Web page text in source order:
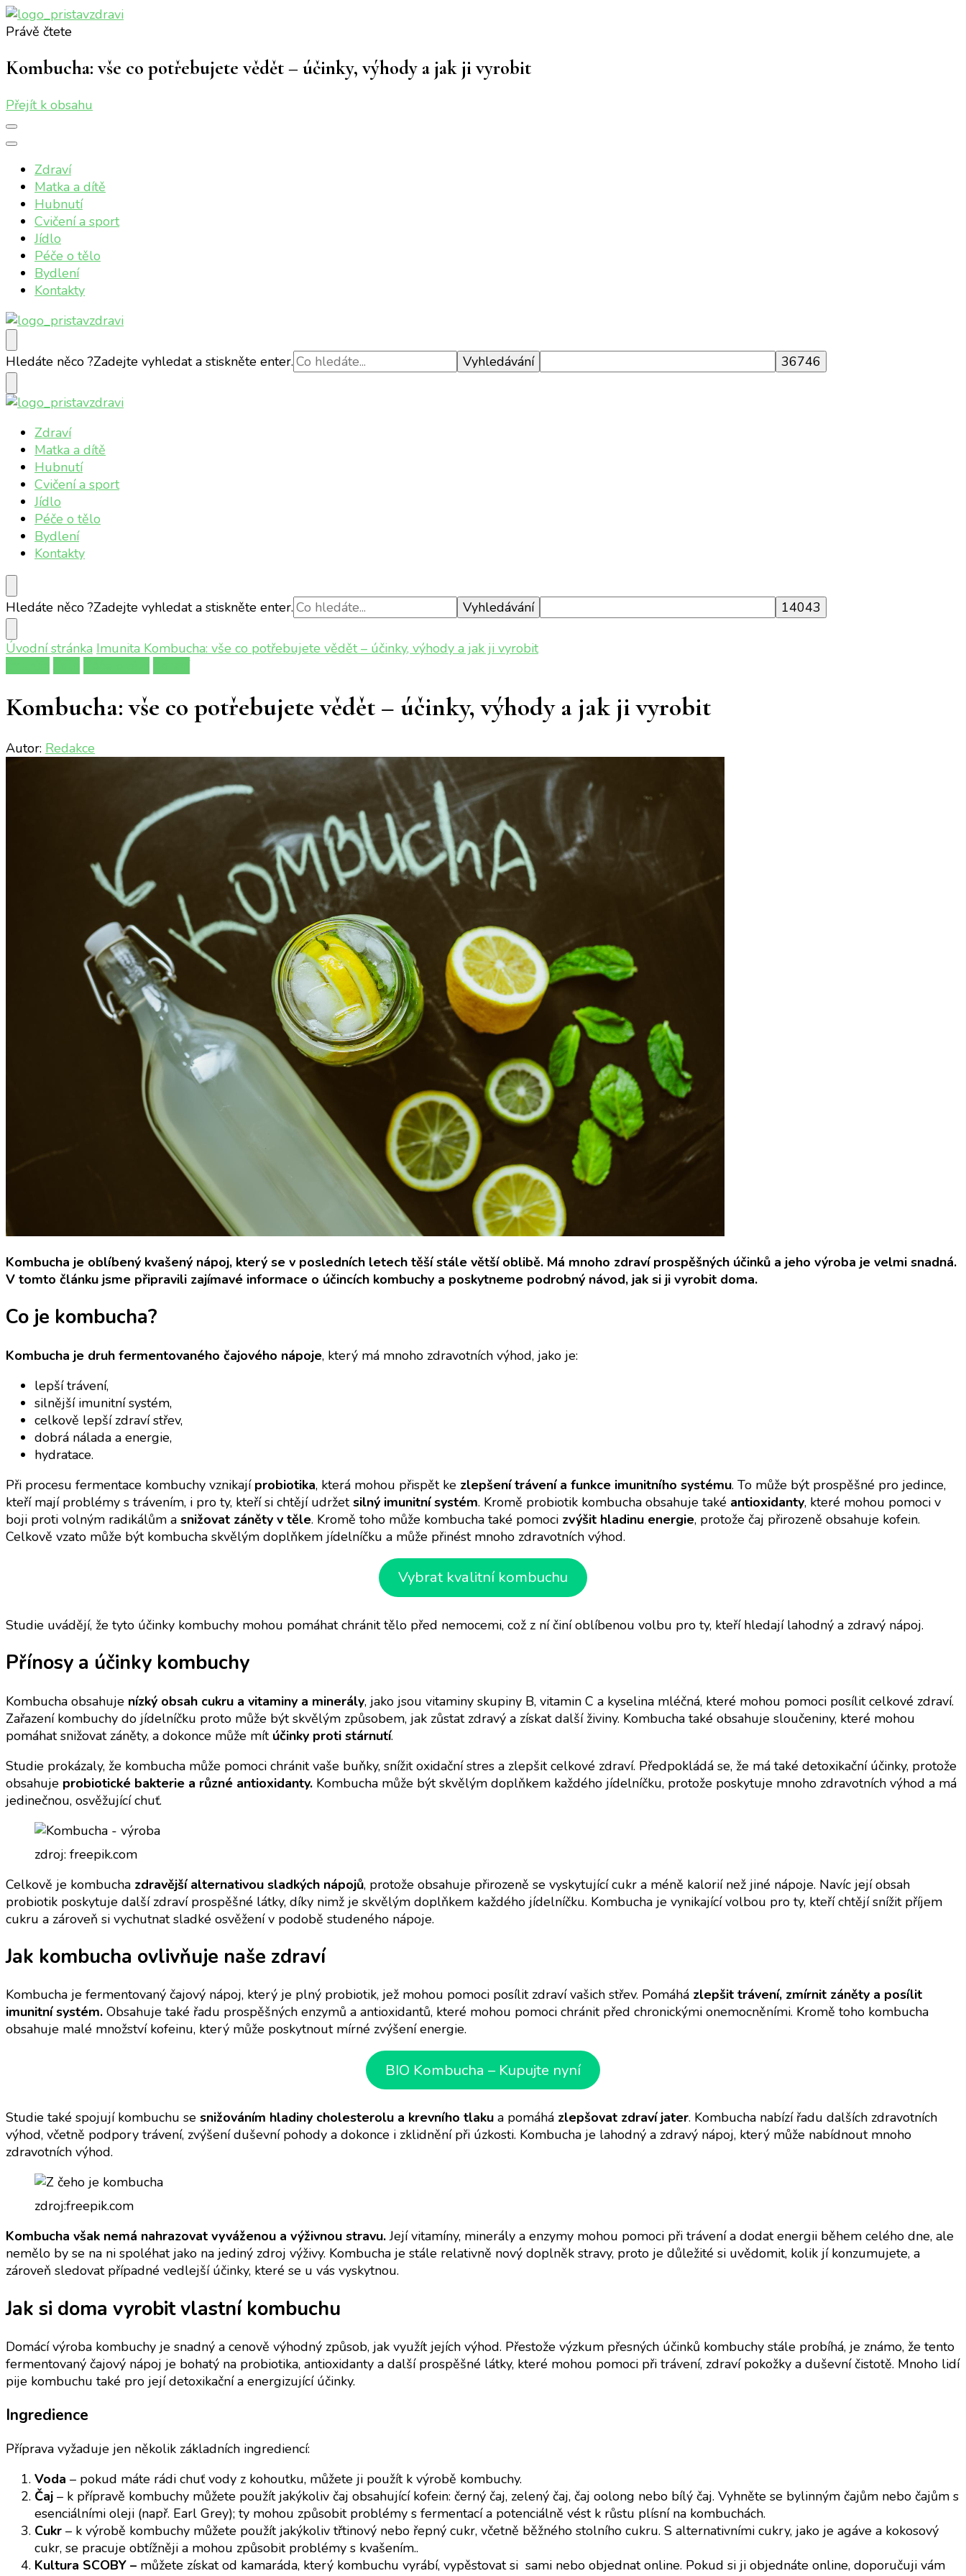
Právě čtete
Kombucha: vše co potřebujete vědět – účinky, výhody a jak ji vyrobit
Přejít k obsahu
Zdraví
Matka a dítě
Hubnutí
Cvičení a sport
Jídlo
Péče o tělo
Bydlení
Kontakty
Přístav zdraví
Online magazín o vašem zdraví
Hledáte něco ?Zadejte vyhledat a stiskněte enter.
Přístav zdraví
Online magazín o vašem zdraví
Zdraví
Matka a dítě
Hubnutí
Cvičení a sport
Jídlo
Péče o tělo
Bydlení
Kontakty
Hledáte něco ?Zadejte vyhledat a stiskněte enter.
Úvodní stránka Imunita Kombucha: vše co potřebujete vědět – účinky, výhody a jak ji vyrobit
Kombucha: vše co potřebujete vědět – účinky, výhody a jak ji vyrobit
Autor: Redakce
Kombucha je oblíbený kvašený nápoj, který se v posledních letech těší stále větší oblibě. Má mnoho zdraví prospěšných účinků a jeho výroba je velmi snadná.
V tomto článku jsme připravili zajímavé informace o účincích kombuchy a poskytneme podrobný návod, jak si ji vyrobit doma.
Co je kombucha?
Kombucha je druh fermentovaného čajového nápoje, který má mnoho zdravotních výhod, jako je:
lepší trávení,
silnější imunitní systém,
celkově lepší zdraví střev,
dobrá nálada a energie,
hydratace.
Při procesu fermentace kombuchy vznikají probiotika, která mohou přispět ke zlepšení trávení a funkce imunitního systému. To může být prospěšné pro jedince,
kteří mají problémy s trávením, i pro ty, kteří si chtějí udržetsilný imunitní systém. Kromě probiotik kombucha obsahuje také antioxidanty, které mohou pomoci v
boji proti volným radikálům a snižovat záněty v těle. Kromě toho může kombucha také pomoci zvýšit hladinu energie, protože čaj přirozeně obsahuje kofein.
Celkově vzato může být kombucha skvělým doplňkem jídelníčku a může přinést mnoho zdravotních výhod.
Vybrat kvalitní kombuchu
Studie uvádějí, že tyto účinky kombuchy mohou pomáhat chránit tělo před nemocemi, což z ní činí oblíbenou volbu pro ty, kteří hledají lahodný a zdravý nápoj.
Přínosy a účinky kombuchy
Kombucha obsahuje nízký obsah cukru a vitaminy a minerály, jako jsou vitaminy skupiny B, vitamin C a kyselina mléčná, které mohou pomoci posílit celkové zdraví.
Zařazení kombuchy do jídelníčku proto může být skvělým způsobem, jak zůstat zdravý a získat další živiny. Kombucha také obsahuje sloučeniny, které mohou
pomáhat snižovat záněty, a dokonce může mít účinky proti stárnutí.
Studie prokázaly, že kombucha může pomoci chránit vaše buňky, snížit oxidační stres a zlepšit celkové zdraví. Předpokládá se, že má také detoxikační účinky, protože
obsahuje probiotické bakterie a různé antioxidanty. Kombucha může být skvělým doplňkem každého jídelníčku, protože poskytuje mnoho zdravotních výhod a má
jedinečnou, osvěžující chuť.
zdroj: freepik.com
Celkově je kombucha zdravější alternativou sladkých nápojů, protože obsahuje přirozeně se vyskytující cukr a méně kalorií než jiné nápoje. Navíc její obsah
probiotik poskytuje další zdraví prospěšné látky, díky nimž je skvělým doplňkem každého jídelníčku. Kombucha je vynikající volbou pro ty, kteří chtějí snížit příjem
cukru a zároveň si vychutnat sladké osvěžení v podobě studeného nápoje.
Jak kombucha ovlivňuje naše zdraví
Kombucha je fermentovaný čajový nápoj, který je plný probiotik, jež mohou pomoci posílit zdraví vašich střev. Pomáhá zlepšit trávení, zmírnit záněty a posílit
imunitní systém. Obsahuje také řadu prospěšných enzymů a antioxidantů, které mohou pomoci chránit před chronickými onemocněními. Kromě toho kombucha
obsahuje malé množství kofeinu, který může poskytnout mírné zvýšení energie.
BIO Kombucha – Kupujte nyní
Studie také spojují kombuchu se snižováním hladiny cholesterolu a krevního tlaku a pomáhá zlepšovat zdraví jater. Kombucha nabízí řadu dalších zdravotních
výhod, včetně podpory trávení, zvýšení duševní pohody a dokonce i zklidnění při úzkosti. Kombucha je lahodný a zdravý nápoj, který může nabídnout mnoho
zdravotních výhod.
zdroj:freepik.com
Kombucha však nemá nahrazovat vyváženou a výživnou stravu.Její vitamíny, minerály a enzymy mohou pomoci při trávení a dodat energii během celého dne, ale
nemělo by se na ni spoléhat jako na jediný zdroj výživy. Kombucha je stále relativně nový doplněk stravy, proto je důležité si uvědomit, kolik jí konzumujete, a
zároveň sledovat případné vedlejší účinky, které se u vás vyskytnou.
Jak si doma vyrobit vlastní kombuchu
Domácí výroba kombuchy je snadný a cenově výhodný způsob, jak využít jejích výhod. Přestože výzkum přesných účinků kombuchy stále probíhá, je známo, že tento
fermentovaný čajový nápoj je bohatý na probiotika, antioxidanty a další prospěšné látky, které mohou pomoci při trávení, zdraví pokožky a duševní čistotě. Mnoho lidí
pije kombuchu také pro její detoxikační a energizující účinky.
Ingredience
Příprava vyžaduje jen několik základních ingrediencí:
Voda – pokud máte rádi chuť vody z kohoutku, můžete ji použít k výrobě kombuchy.
Čaj – k přípravě kombuchy můžete použít jakýkoliv čaj obsahující kofein: černý čaj, zelený čaj, čaj oolong nebo bílý čaj. Vyhněte se bylinným čajům nebo čajům s
esenciálními oleji (např. Earl Grey); ty mohou způsobit problémy s fermentací a potenciálně vést k růstu plísní na kombuchách.
Cukr – k výrobě kombuchy můžete použít jakýkoliv třtinový nebo řepný cukr, včetně běžného stolního cukru. S alternativními cukry, jako je agáve a kokosový
cukr, se pracuje obtížněji a mohou způsobit problémy s kvašením..
Kultura SCOBY – můžete získat od kamaráda, který kombuchu vyrábí, vypěstovat si sami nebo objednat online. Pokud si ji objednáte online, doporučuji vám